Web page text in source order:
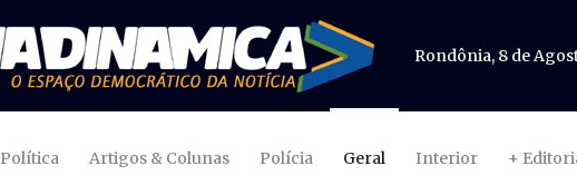
Rondônia, 8 de
Política Artigos & Colunas Polícia Geral Interior +